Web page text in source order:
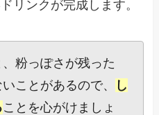
リンクが完成します。
粉っぽさが残った
ことがあるので、
し
ことを心がけましょ